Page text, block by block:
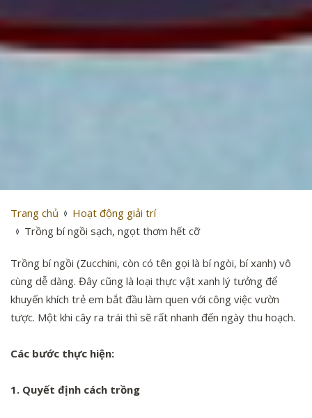
Trang chủ
Hoạt động giải trí
Trồng bí ngồi sạch, ngọt thơm hết cỡ
Trồng bí ngồi (Zucchini, còn có tên gọi là bí ngòi, bí xanh) vô
cùng dễ dàng. Đây cũng là loại thực vật xanh lý tưởng để
khuyến khích trẻ em bắt đầu làm quen với công việc vườn
tược. Một khi cây ra trái thì sẽ rất nhanh đến ngày thu hoạch.
Các bước thực hiện:
1. Quyết định cách trồng